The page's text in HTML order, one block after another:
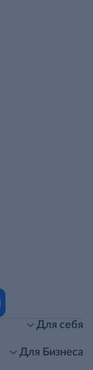
Для себя
Для Бизнеса